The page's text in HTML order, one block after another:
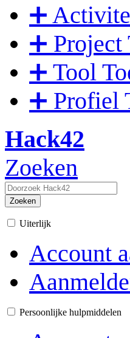
➕
➕ Project
➕ Tool
➕ Profiel
Hack42
Zoeken
Zoeken
Uiterlijk
Account
Persoonlijke hulpmiddelen